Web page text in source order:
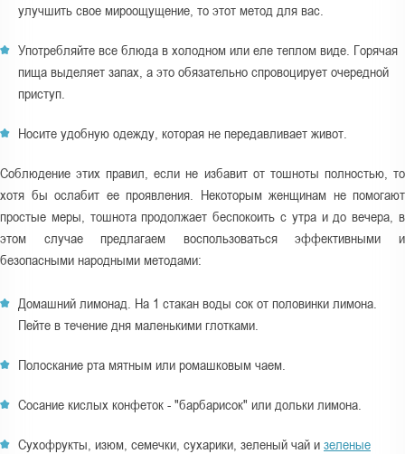
улучшить свое мироощущение, то этот метод для вас.
Употребляйте все блюда в холодном или еле теплом виде. Горячая
пища выделяет запах, а это обязательно спровоцирует очередной
приступ.
Носите удобную одежду, которая не передавливает живот.
Соблюдение этих правил, если не избавит от тошноты полностью, то
хотя бы ослабит ее проявления. Некоторым женщинам не помогают
простые меры, тошнота продолжает беспокоить с утра и до вечера, в
этом случае предлагаем воспользоваться эффективными и
безопасными народными методами:
Домашний лимонад. На 1 стакан воды сок от половинки лимона.
Пейте в течение дня маленькими глотками.
Полоскание рта мятным или ромашковым чаем.
Сосание кислых конфеток - "барбарисок" или дольки лимона.
Сухофрукты, изюм, семечки, сухарики, зеленый чай и зеленые